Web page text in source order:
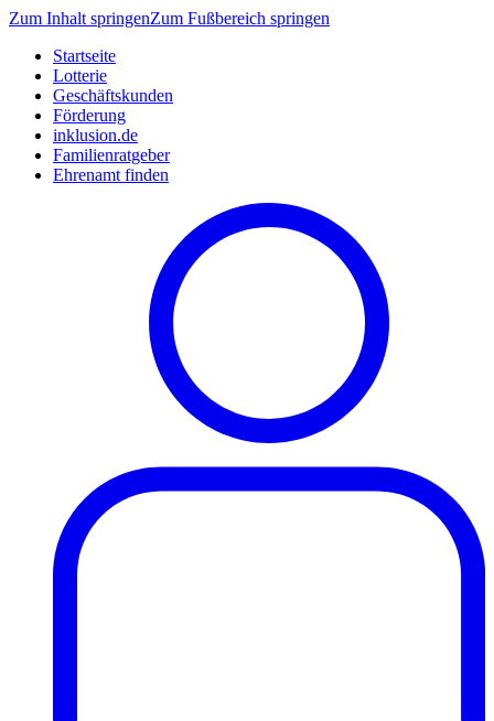
Zum Inhalt springenZum Fußbereich springen
Startseite
Lotterie
Geschäftskunden
Förderung
inklusion.de
Familienratgeber
Ehrenamt finden